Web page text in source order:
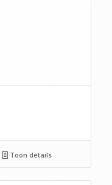
Toon details